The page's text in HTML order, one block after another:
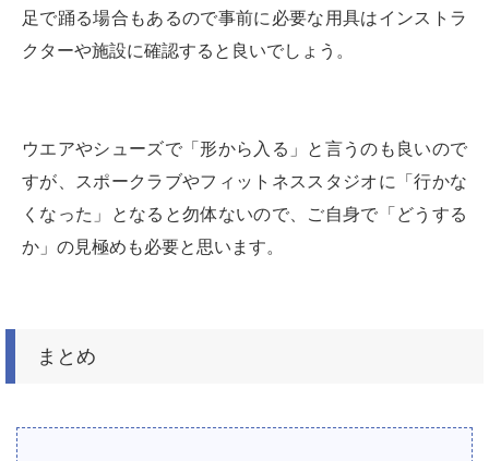
足で踊る場合もあるので事前に必要な用具はインストラ
クターや施設に確認すると良いでしょう。
ウエアやシューズで「形から入る」と言うのも良いので
すが、スポークラブやフィットネススタジオに「行かな
くなった」となると勿体ないので、ご自身で「どうする
か」の見極めも必要と思います。
まとめ